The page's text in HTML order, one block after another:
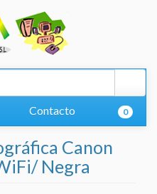
Contacto 0
Canon
Negra